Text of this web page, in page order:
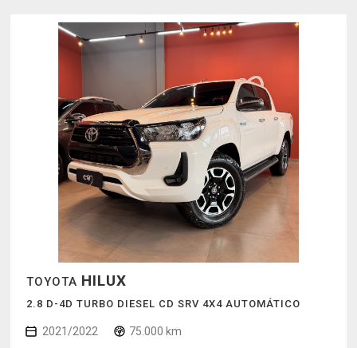
TOYOTA HILUX
2.8 D-4D TURBO DIESEL CD SRV 4X4 AUTOMÁTICO
2021/2022 75.000 km